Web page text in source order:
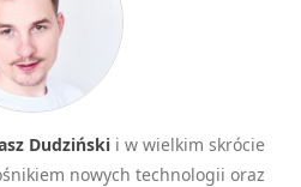
Java
Pascal
WEB
HTML 5
Dudzińskii w wielkim skrócie
nowych technologii oraz